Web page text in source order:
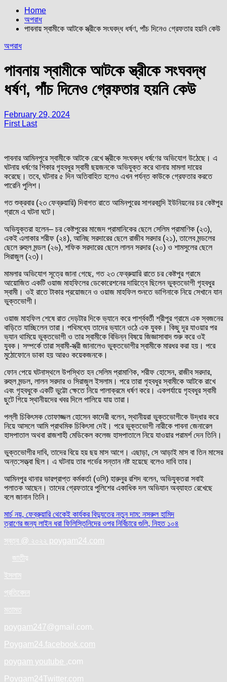
Home
অপরাধ
পাবনায় স্বামীকে আটকে স্ত্রীকে সংঘবদ্ধ ধর্ষণ, পাঁচ দিনেও গ্রেফতার হয়নি কেউ
অপরাধ
পাবনায় স্বামীকে আটকে স্ত্রীকে সংঘবদ্ধ
ধর্ষণ, পাঁচ দিনেও গ্রেফতার হয়নি কেউ
February 29, 2024
First Last
পাবনার আমিনপুরে স্বামীকে আটকে রেখে স্ত্রীকে সংঘবদ্ধ ধর্ষণের অভিযোগ উঠেছে। এ
ঘটনায় ধর্ষণের শিকার গৃহবধুর স্বামী ছয়জনকে অভিযুক্ত করে থানায় মামলা দায়ের
করেছে। তবে, ঘটনার ৫ দিন অতিবাহিত হলেও এখন পর্যন্ত কাউকে গ্রেফতার করতে
পারেনি পুলিশ।
গত শুক্রবার (২৩ ফেব্রুয়ারি) দিবাগত রাতে আমিনপুরের সাগরকান্দি ইউনিয়নের চর কেষ্টপুর
গ্রামে এ ঘটনা ঘটে।
অভিযুক্তরা হলেন– চর কেষ্টপুরের মাজেদ প্রামানিকের ছেলে সেলিম প্রামাণিক (২৩),
একই এলাকার শরীফ (২৪), আনিছ সরদারের ছেলে রাজীব সরদার (২১), তালেব মন্ডলের
ছেলে রুহুল মন্ডল (২৬), শফিক সরদারের ছেলে লালন সরদার (২০) ও শামসুলের ছেলে
সিরাজুল (২৩)।
মামলার অভিযোগ সূত্রে জানা গেছে, গত ২৩ ফেব্রুয়ারি রাতে চর কেষ্টপুর গ্রামে
আয়োজিত একটি ওয়াজ মাহফিলের ডেকোরেশনের দায়িত্বে ছিলেন ভুক্তভোগী গৃহবধুর
স্বামী। ওই রাতে টাকার প্রয়োজনে ও ওয়াজ মাহফিল শুনতে ভাগিনাকে নিয়ে সেখানে যান
ভুক্তভোগী।
ওয়াজ মাহফিল শেষে রাত দেড়টার দিকে ভ্যানে করে পার্শ্ববর্তী শ্রীপুর গ্রামে এক স্বজনের
বাড়িতে যাচ্ছিলেন তারা। পথিমধ্যে তাদের ভ্যানে ওঠে এক যুবক। কিছু দূর যাওয়ার পর
ভ্যান থামিয়ে ভুক্তভোগী ও তার স্বামীকে বিভিন্ন বিষয়ে জিজ্ঞাসাবাদ শুরু করে ওই
যুবক। সম্পর্কে তারা স্বামী-স্ত্রী জানালেও ভুক্তভোগীর স্বামীকে মারধর করা হয়। পরে
মুঠোফোনে ডাকা হয় আরও কয়েকজনকে।
ফোন পেয়ে ঘটনাস্থলে উপস্থিত হন সেলিম প্রামাণিক, শরীফ হোসেন, রাজীব সরদার,
রুহুল মন্ডল, লালন সরদার ও সিরাজুল ইসলাম। পরে তারা গৃহবধুর স্বামীকে আটকে রাখে
এবং গৃহবধুকে একটি ভুট্টো ক্ষেতে নিয়ে পালাক্রমে ধর্ষণ করে। একপর্যা‍য়ে গৃহবধুর স্বামী
ছুটে গিয়ে স্থানীয়দের খবর দিলে পালিয়ে যায় তারা।
পল্লী চিকিৎসক তোফাজ্জল হোসেন কাদেরী বলেন, স্থানীয়রা ভুক্তভোগীকে উদ্ধার করে
নিয়ে আসলে আমি প্রাথমিক চিকিৎসা দেই। পরে ভুক্তভোগী নারীকে পাবনা জেনারেল
হাসপাতাল অথবা রাজশাহী মেডিকেল কলেজ হাসপাতালে নিয়ে যাওয়ার পরামর্শ দেন তিনি।
ভুক্তভোগীর দাবি, তাদের বিয়ে হয় ছয় মাস আগে। এছাড়া, সে আড়াই মাস বা তিন মাসের
অন্ত:সত্ত্বা ছিল। এ ঘটনায় তার গর্ভের সন্তান নষ্ট হয়েছে বলেও দাবি তার।
আমিনপুর থানার ভারপ্রাপ্ত কর্মকর্তা (ওসি) হারুনুর রশিদ বলেন, অভিযুক্তরা সবাই
পলাতক আছেন। তাদের গ্রেফতারে পুলিশের একাধিক দল অভিযান অব্যাহত রেখেছে
বলে জানান তিনি।
Post
navigation
মার্চ নয়, ফেব্রুয়ারি থেকেই কার্যকর বিদ্যুতের নতুন দাম: নসরুল হামিদ
ত্রাণের জন্য লাইন ধরা ফিলিস্তিনিদের ওপর নির্বিচারে গুলি, নিহত ১০৪
স্বত্ব @ ২০২২ poygam24.com
জাতীয়
ইসলাম
প্রতিবেদন
মতামত
poygam247@gmail.com.
Poygam24.facebook.com
poygam youtube ,com
Poygam24Twitter.com